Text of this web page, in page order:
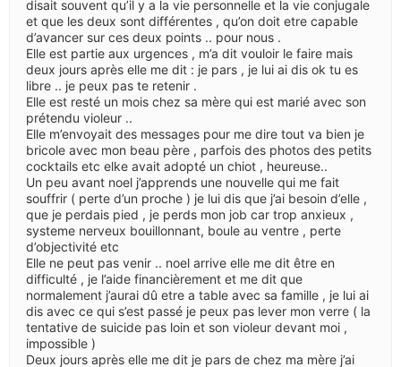
disait souvent qu’il y a la vie personnelle et la vie conjugale
et que les deux sont différentes , qu’on doit etre capable
d’avancer sur ces deux points .. pour nous .
Elle est partie aux urgences , m’a dit vouloir le faire mais
deux jours après elle me dit : je pars , je lui ai dis ok tu es
libre .. je peux pas te retenir .
Elle est resté un mois chez sa mère qui est marié avec son
prétendu violeur ..
Elle m’envoyait des messages pour me dire tout va bien je
bricole avec mon beau père , parfois des photos des petits
cocktails etc elke avait adopté un chiot , heureuse..
Un peu avant noel j’apprends une nouvelle qui me fait
souffrir ( perte d’un proche ) je lui dis que j’ai besoin d’elle ,
que je perdais pied , je perds mon job car trop anxieux ,
systeme nerveux bouillonnant, boule au ventre , perte
d’objectivité etc
Elle ne peut pas venir .. noel arrive elle me dit être en
difficulté , je l’aide financièrement et me dit que
normalement j’aurai dû etre a table avec sa famille , je lui ai
dis avec ce qui s’est passé je peux pas lever mon verre ( la
tentative de suicide pas loin et son violeur devant moi ,
impossible )
Deux jours après elle me dit je pars de chez ma mère j’ai